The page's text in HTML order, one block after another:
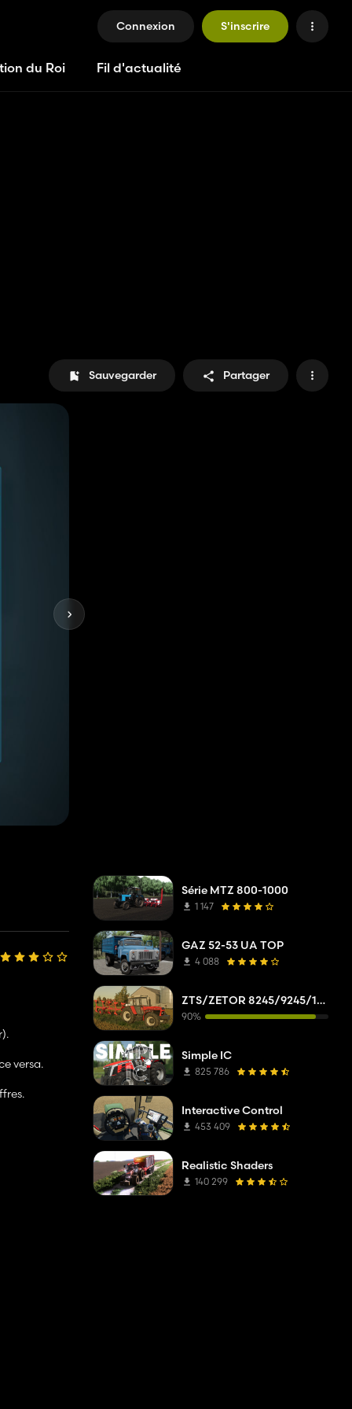
Connexion S'inscrire
du Roi Fil d'actualité
Sauvegarder Partager
versa.
entendez
Série MTZ 800-1000
1 147
GAZ 52-53 UA TOP
4 088
ZTS/ZETOR 8245/9245/10245/11245/12245/14245/16245
90%
Simple IC
825 786
Interactive Control
453 409
Realistic Shaders
140 299